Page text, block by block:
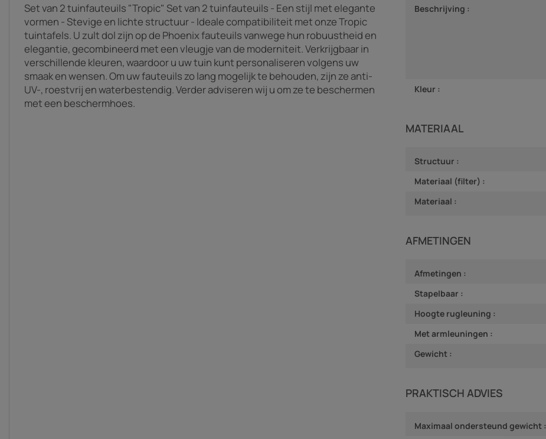
Set van 2 tuinfauteuils "Tropic" Set van 2 tuinfauteuils - Een stijl met elegante
vormen - Stevige en lichte structuur - Ideale compatibiliteit met onze Tropic
tuintafels. U zult dol zijn op de Phoenix fauteuils vanwege hun robuustheid en
elegantie, gecombineerd met een vleugje van de moderniteit. Verkrijgbaar in
verschillende kleuren, waardoor u uw tuin kunt personaliseren volgens uw
smaak en wensen. Om uw fauteuils zo lang mogelijk te behouden, zijn ze anti-
UV-, roestvrij en waterbestendig. Verder adviseren wij u om ze te beschermen
met een beschermhoes.
Beschrijving :
Kleur :
MATERIAAL
Structuur :
Materiaal (filter) :
Materiaal :
AFMETINGEN
Afmetingen :
Stapelbaar :
Hoogte rugleuning :
Met armleuningen :
Gewicht :
PRAKTISCH ADVIES
Maximaal ondersteund gewicht :